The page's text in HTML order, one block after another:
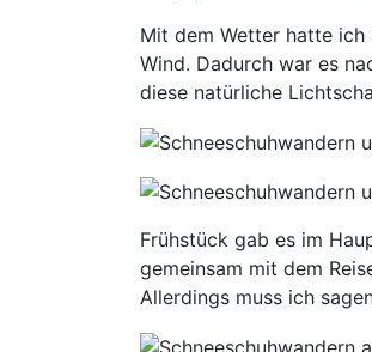
Mit dem Wetter hatte ich
Wind. Dadurch war es
diese natürliche
Frühstück gab es im
gemeinsam mit dem
Allerdings muss ich